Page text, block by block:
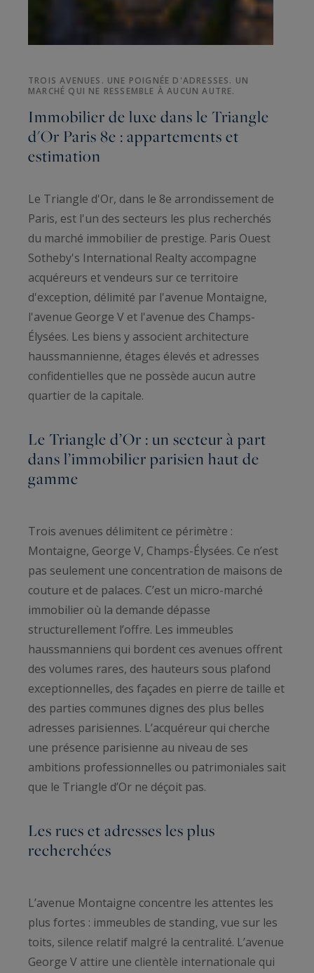
TROIS AVENUES. UNE POIGNÉE D'ADRESSES. UN
MARCHÉ QUI NE RESSEMBLE À AUCUN AUTRE.
Immobilier de luxe dans le Triangle
d'Or Paris 8e : appartements et
estimation
Le Triangle d'Or, dans le 8e arrondissement de
Paris, est l'un des secteurs les plus recherchés
du marché immobilier de prestige. Paris Ouest
Sotheby's International Realty accompagne
acquéreurs et vendeurs sur ce territoire
d'exception, délimité par l'avenue Montaigne,
l'avenue George V et l'avenue des Champs-
Élysées. Les biens y associent architecture
haussmannienne, étages élevés et adresses
confidentielles que ne possède aucun autre
quartier de la capitale.
Le Triangle d’Or : un secteur à part
dans l’immobilier parisien haut de
gamme
Trois avenues délimitent ce périmètre :
Montaigne, George V, Champs-Élysées. Ce n’est
pas seulement une concentration de maisons de
couture et de palaces. C’est un micro-marché
immobilier où la demande dépasse
structurellement l’offre. Les immeubles
haussmanniens qui bordent ces avenues offrent
des volumes rares, des hauteurs sous plafond
exceptionnelles, des façades en pierre de taille et
des parties communes dignes des plus belles
adresses parisiennes. L’acquéreur qui cherche
une présence parisienne au niveau de ses
ambitions professionnelles ou patrimoniales sait
que le Triangle d’Or ne déçoit pas.
Les rues et adresses les plus
recherchées
L’avenue Montaigne concentre les attentes les
plus fortes : immeubles de standing, vue sur les
toits, silence relatif malgré la centralité. L’avenue
George V attire une clientèle internationale qui